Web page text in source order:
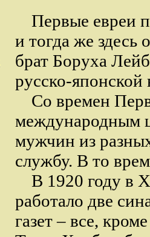
Первые евреи
и тогда же
брат Боруха
русско-
Со времен
международным
мужчин из
службу. В то
В 1920 году в
работало две
газет – все,